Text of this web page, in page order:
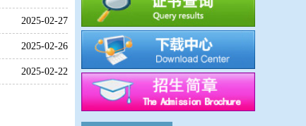
2025-02-27
2025-02-26
2025-02-22